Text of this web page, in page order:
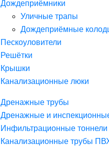
Дождеприёмники
Уличные трапы
Дождеприёмные
Пескоуловители
Решётки
Крышки
Канализационные люки
Дренажные трубы
Дренажные и
Инфильтрационные тоннели
Канализационные трубы